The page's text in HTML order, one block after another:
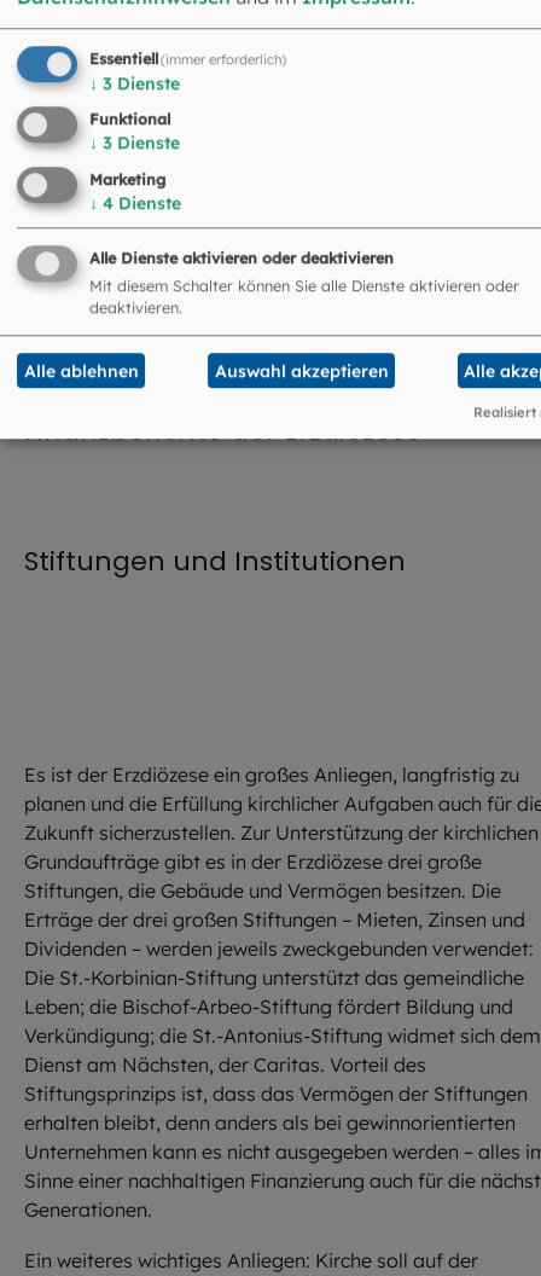
Informationen zur Kirchensteuer
© Hendrik Steffens / EOM
Finanzberichte der Erzdiözese
Stiftungen und Institutionen
Es ist der Erzdiözese ein großes Anliegen, langfristig zu
planen und die Erfüllung kirchlicher Aufgaben auch für
Zukunft sicherzustellen. Zur Unterstützung der kirchlichen
Grundaufträge gibt es in der Erzdiözese drei große
Stiftungen, die Gebäude und Vermögen besitzen. Die
Erträge der drei großen Stiftungen – Mieten, Zinsen und
Dividenden – werden jeweils zweckgebunden verwendet:
Die St.-Korbinian-Stiftung unterstützt das gemeindliche
Leben; die Bischof-Arbeo-Stiftung fördert Bildung und
Verkündigung; die St.-Antonius-Stiftung widmet sich dem
Dienst am Nächsten, der Caritas. Vorteil des
Stiftungsprinzips ist, dass das Vermögen der Stiftungen
erhalten bleibt, denn anders als bei gewinnorientierten
Unternehmen kann es nicht ausgegeben werden – alles
Sinne einer nachhaltigen Finanzierung auch für die
Generationen.
Ein weiteres wichtiges Anliegen: Kirche soll auf der
Essentiell(immer erforderlich)
↓ 3 Dienste
Funktional
↓ 3 Dienste
Marketing
↓ 4 Dienste
Alle Dienste aktivieren oder deaktivieren
Mit diesem Schalter können Sie alle Dienste aktivieren oder
deaktivieren.
Alle ablehnen Auswahl akzeptieren Alle
Realisiert